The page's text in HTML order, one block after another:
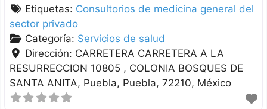
Etiquetas: Consultorios de medicina general del
sector privado
Categoría: Servicios de salud
Dirección: CARRETERA CARRETERA A LA
RESURRECCION 10805 , COLONIA BOSQUES DE
SANTA ANITA Puebla Puebla 72210 México